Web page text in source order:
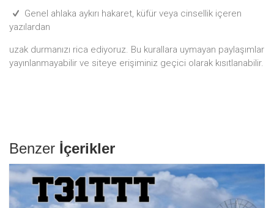
Genel ahlaka aykırı hakaret, küfür veya cinsellik içeren
yazılardan
uzak durmanızı rica ediyoruz. Bu kurallara uymayan paylaşımlar
yayınlanmayabilir ve siteye erişiminiz geçici olarak kısıtlanabilir.
Benzer İçerikler